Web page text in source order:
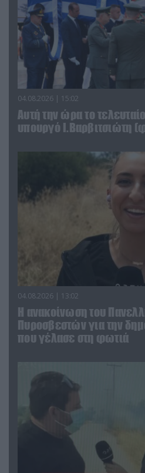
04.08.2026 | 15:02
Αυτή την ώρα το
υπουργό Ι.Βαρβιτσιώτη
04.08.2026 | 13:02
Η ανακοίνωση του
Πυροσβεστών για την
που γέλασε στη φωτιά